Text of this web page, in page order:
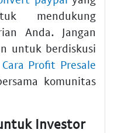
mendukung
Anda. Jangan
untuk berdiskusi
Profit Presale
komunitas
Investor